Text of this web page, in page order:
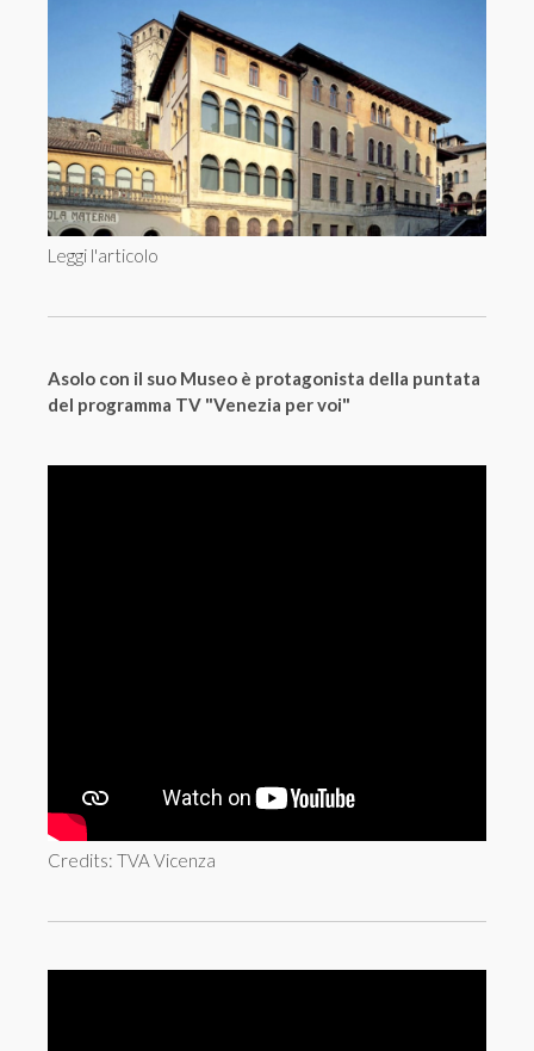
Leggi l'articolo
Asolo con il suo Museo è protagonista della puntata
del programma TV "Venezia per voi"
Credits: TVA Vicenza